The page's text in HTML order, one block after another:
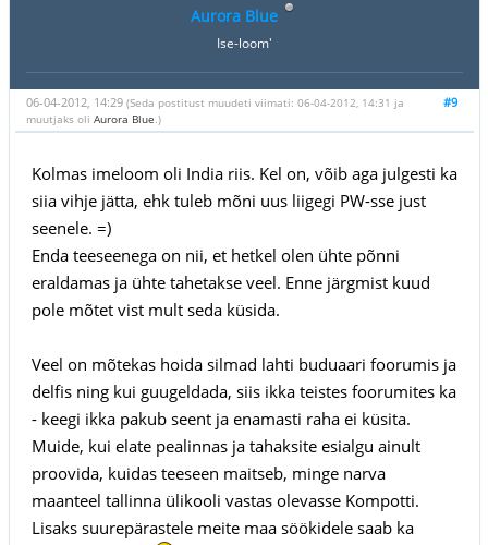
Aurora Blue
Ise-loom'
#9
06-04-2012, 14:29 (Seda postitust muudeti viimati: 06-04-2012, 14:31 ja
muutjaks oli Aurora Blue .)
Kolmas imeloom oli India riis. Kel on, võib aga julgesti ka
siia vihje jätta, ehk tuleb mõni uus liigegi PW-sse just
seenele. =)
Enda teeseenega on nii, et hetkel olen ühte põnni
eraldamas ja ühte tahetakse veel. Enne järgmist kuud
pole mõtet vist mult seda küsida.
Veel on mõtekas hoida silmad lahti buduaari foorumis ja
delfis ning kui guugeldada, siis ikka teistes foorumites ka
- keegi ikka pakub seent ja enamasti raha ei küsita.
Muide, kui elate pealinnas ja tahaksite esialgu ainult
proovida, kuidas teeseen maitseb, minge narva
maanteel tallinna ülikooli vastas olevasse Kompotti.
Lisaks suurepärastele meite maa söökidele saab ka